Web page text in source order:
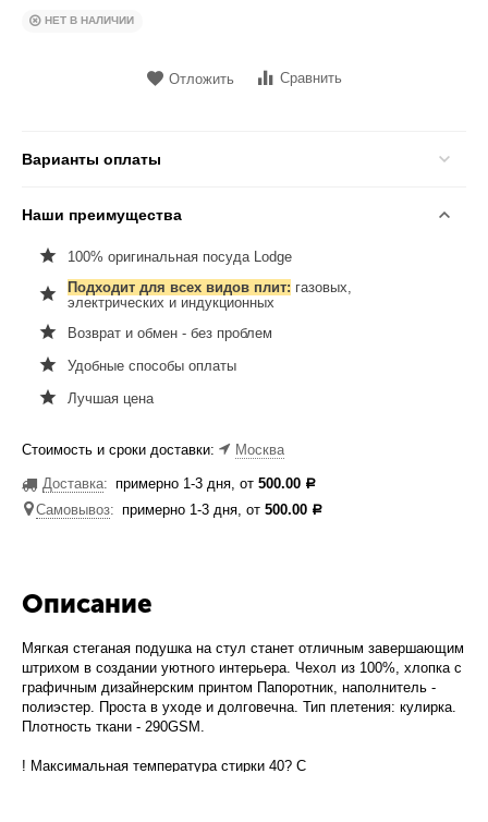
НЕТ В НАЛИЧИИ
Отложить Сравнить
Варианты оплаты
Наши преимущества
100% оригинальная посуда Lodge
Подходит для всех видов плит: газовых,
электрических и индукционных
Возврат и обмен - без проблем
Удобные способы оплаты
Лучшая цена
Стоимость и сроки доставки: Москва
Доставка: примерно 1-3 дня, от500.00 Р
Самовывоз: примерно 1-3 дня, от500.00 Р
Описание
Мягкая стеганая подушка на стул станет отличным завершающим
штрихом в создании уютного интерьера. Чехол из 100%, хлопка с
графичным дизайнерским принтом Папоротник, наполнитель -
полиэстер. Проста в уходе и долговечна. Тип плетения: кулирка.
Плотность ткани - 290GSM.
! Максимальная температура стирки 40? C